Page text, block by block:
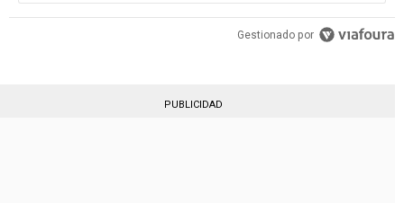
Gestionado por
PUBLICIDAD